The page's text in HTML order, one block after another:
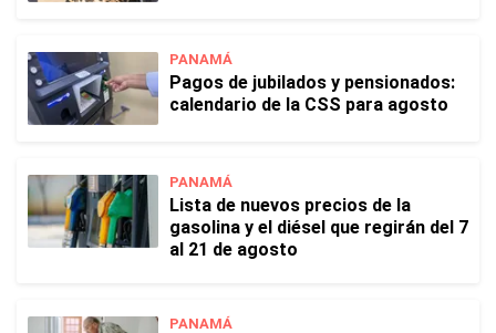
PANAMÁ
Pagos de jubilados y pensionados:
calendario de la CSS para agosto
PANAMÁ
Lista de nuevos precios de la
gasolina y el diésel que regirán del 7
al 21 de agosto
PANAMÁ